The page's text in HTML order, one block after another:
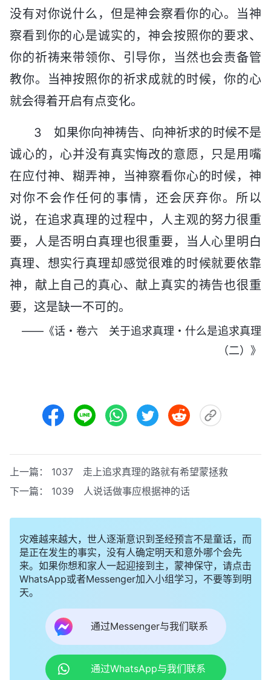
没有对你说什么，但是神会察看你的心。当神
察看到你的心是诚实的，神会按照你的要求、
你的祈祷来带领你、引导你，当然也会责备管
教你。当神按照你的祈求成就的时候，你的心
就会得着开启有点变化。
3 如果你向神祷告、向神祈求的时候不是
诚心的，心并没有真实悔改的意愿，只是用嘴
在应付神、糊弄神，当神察看你心的时候，神
对你不会作任何的事情，还会厌弃你。所以
说，在追求真理的过程中，人主观的努力很重
要，人是否明白真理也很重要，当人心里明白
真理、想实行真理却感觉很难的时候就要依靠
神，献上自己的真心、献上真实的祷告也很重
要，这是缺一不可的。
——《话・卷六 关于追求真理・什么是追求真理
（二）》
上一篇： 1037 走上追求真理的路就有希望蒙拯救
下一篇： 1039 人说话做事应根据神的话
灾难越来越大，世人逐渐意识到圣经预言不是童话，而
是正在发生的事实，没有人确定明天和意外哪个会先
来。如果你想和家人一起迎接到主，蒙神保守，请点击
WhatsApp或者Messenger加入小组学习，不要等到明
天。
通过Messenger与我们联系
通过WhatsApp与我们联系